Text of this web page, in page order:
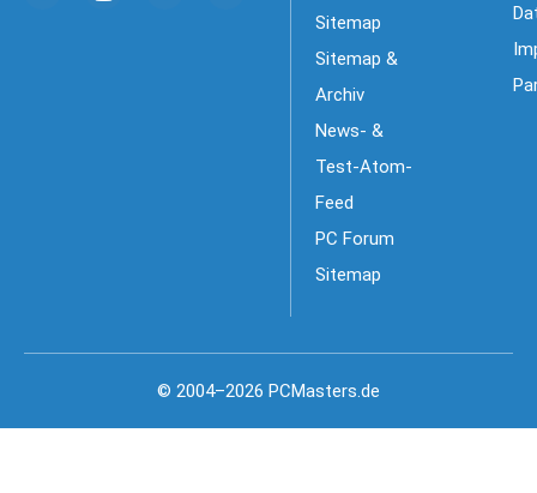
Sitemap
Sitemap &
Archiv
News- &
Test-Atom-
Feed
PC Forum
Sitemap
© 2004–2026 PCMasters.de